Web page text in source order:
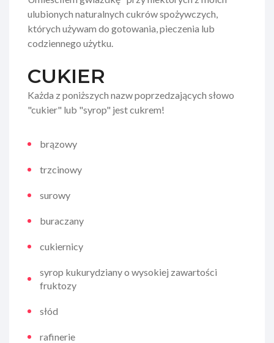
ulubionych naturalnych cukrów spożywczych,
których używam do gotowania, pieczenia lub
codziennego użytku.
CUKIER
Każda z poniższych nazw poprzedzających słowo
"cukier" lub "syrop" jest cukrem!
brązowy
trzcinowy
surowy
buraczany
cukiernicy
syrop kukurydziany o wysokiej zawartości
fruktozy
słód
rafinerie